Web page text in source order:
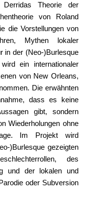
Derridas Theorie der
von Roland
die Vorstellungen von
Mythen lokaler
in der (Neo-)Burlesque
ein internationaler
von New Orleans,
Die erwähnten
dass es keine
gibt, sondern
Wiederholungen ohne
Im Projekt wird
)Burlesque gezeigten
des
und der lokalen und
oder Subversion